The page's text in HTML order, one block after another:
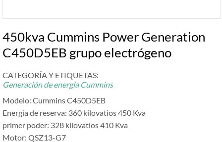
450kva Cummins Power Generation
C450D5EB grupo electrógeno
CATEGORÍA Y ETIQUETAS:
Generación de energía Cummins
Modelo: Cummins C450D5EB
Energía de reserva: 360 kilovatios 450 Kva
primer poder: 328 kilovatios 410 Kva
Motor: QSZ13-G7